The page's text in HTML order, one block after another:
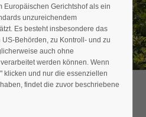
Europäischen Gerichtshof als ein
unzureichendem
Es besteht insbesondere das
Behörden, zu Kontroll- und zu
auch ohne
werden können. Wenn
klicken und nur die essenziellen
findet die zuvor beschriebene